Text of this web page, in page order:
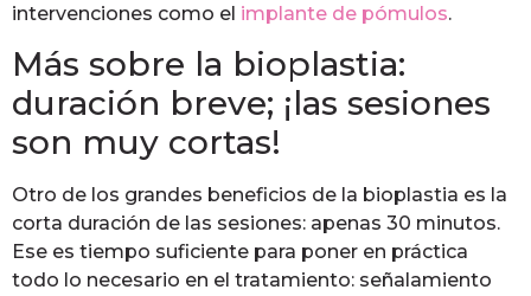
intervenciones como el implante de pómulos.
Más sobre la bioplastia:
duración breve; ¡las sesiones
son muy cortas!
Otro de los grandes beneficios de la bioplastia es la
corta duración de las sesiones: apenas 30 minutos.
Ese es tiempo suficiente para poner en práctica
todo lo necesario en el tratamiento: señalamiento